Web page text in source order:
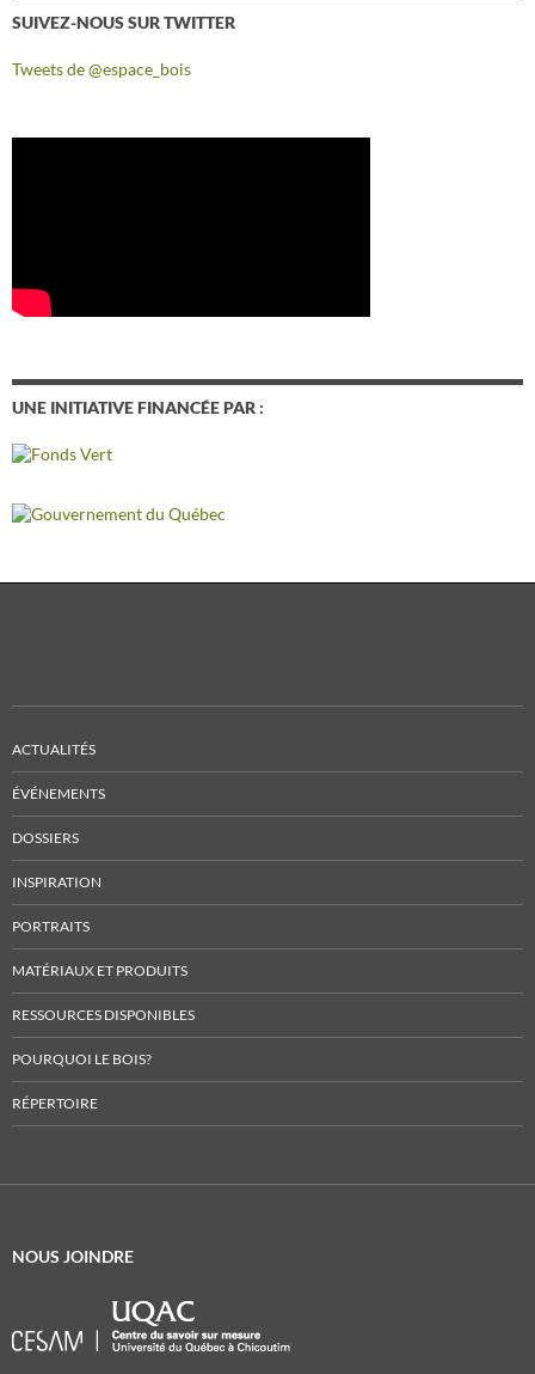
SUIVEZ-NOUS SUR TWITTER
Tweets de @espace_bois
UNE INITIATIVE FINANCÉE PAR :
ACTUALITÉS
ÉVÉNEMENTS
DOSSIERS
INSPIRATION
PORTRAITS
MATÉRIAUX ET PRODUITS
RESSOURCES DISPONIBLES
POURQUOI LE BOIS?
RÉPERTOIRE
NOUS JOINDRE